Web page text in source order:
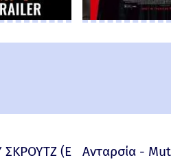
(Ebenezer) -
Ανταρσία -